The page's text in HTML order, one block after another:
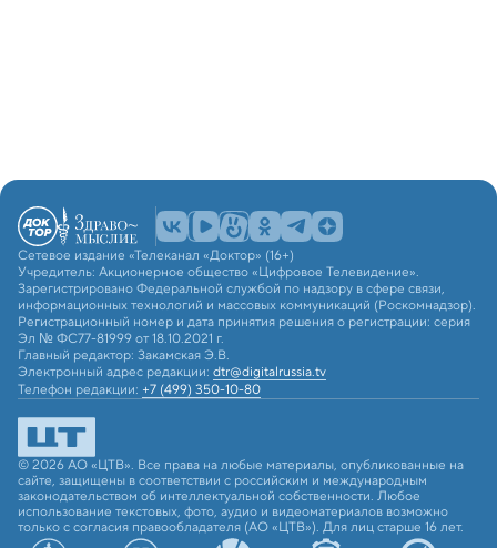
Сетевое издание «Телеканал «Доктор» (16+)
Учредитель: Акционерное общество «Цифровое Телевидение».
Зарегистрировано Федеральной службой по надзору в сфере связи,
информационных технологий и массовых коммуникаций (Роскомнадзор).
Регистрационный номер и дата принятия решения о регистрации: серия
Эл № ФС77-81999 от 18.10.2021 г.
Главный редактор: Закамская Э.В.
Электронный адрес редакции: dtr@digitalrussia.tv
Телефон редакции: +7 (499) 350-10-80
© 2026 АО «ЦТВ». Все права на любые материалы, опубликованные на
сайте, защищены в соответствии с российским и международным
законодательством об интеллектуальной собственности. Любое
использование текстовых, фото, аудио и видеоматериалов возможно
только с согласия правообладателя (АО «ЦТВ»). Для лиц старше 16 лет.